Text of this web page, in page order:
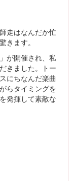
走はなんだか忙
きます。
が開催され、私
きました。トー
にちなんだ楽曲
らタイミングを
発揮して素敵な